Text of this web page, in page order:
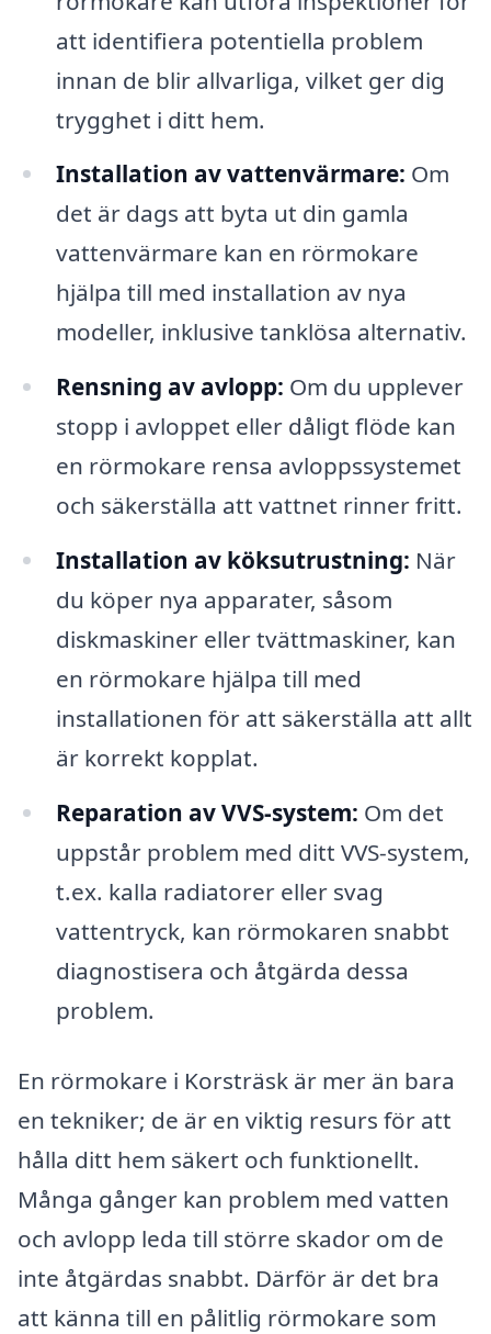
att identifiera potentiella problem
innan de blir allvarliga, vilket ger dig
trygghet i ditt hem.
Installation av vattenvärmare: Om
det är dags att byta ut din gamla
vattenvärmare kan en rörmokare
hjälpa till med installation av nya
modeller, inklusive tanklösa alternativ.
Rensning av avlopp: Om du upplever
stopp i avloppet eller dåligt flöde kan
en rörmokare rensa avloppssystemet
och säkerställa att vattnet rinner fritt.
Installation av köksutrustning: När
du köper nya apparater, såsom
diskmaskiner eller tvättmaskiner, kan
en rörmokare hjälpa till med
installationen för att säkerställa att allt
är korrekt kopplat.
Reparation av VVS-system: Om det
uppstår problem med ditt VVS-system,
t.ex. kalla radiatorer eller svag
vattentryck, kan rörmokaren snabbt
diagnostisera och åtgärda dessa
problem.
En rörmokare i Korsträsk är mer än bara
en tekniker; de är en viktig resurs för att
hålla ditt hem säkert och funktionellt.
Många gånger kan problem med vatten
och avlopp leda till större skador om de
inte åtgärdas snabbt. Därför är det bra
att känna till en pålitlig rörmokare som